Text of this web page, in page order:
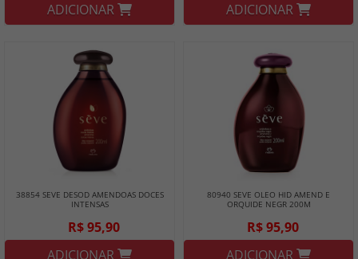
ADICIONAR
ADICIONAR
38854 SEVE DESOD AMENDOAS DOCES
INTENSAS
R$ 95,90
ADICIONAR
80940 SEVE OLEO HID AMEND E
ORQUIDE NEGR 200M
R$ 95,90
ADICIONAR